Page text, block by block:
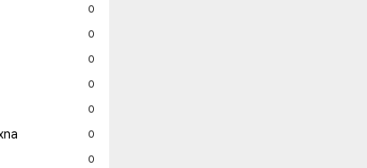
0
0
0
0
0
0
0